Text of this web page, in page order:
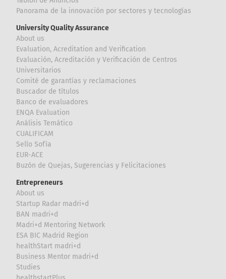
Panorama de la innovación por sectores y tecnologías
University Quality Assurance
About us
Evaluation, Acreditation and Verification
Evaluación, Acreditación y Verificación de Centros
Universitarios
Comité de garantías y reclamaciones
Buscador de títulos
Banco de evaluadores
ENQA Evaluation
Análisis Temático
CUALIFICAM
Sello Sofía
EUR-ACE
Buzón de Quejas, Sugerencias y Felicitaciones
Entrepreneurs
About us
Startup Radar madri+d
BAN madri+d
Madri+d Mentoring Network
ESA BIC Madrid Region
healthStart madri+d
Business Mentor madri+d
Studies